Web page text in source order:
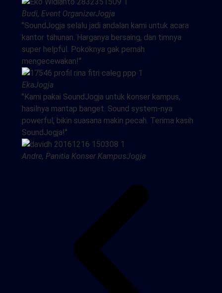
Budi, Event OrganizerJogja
"SoundJogja selalu jadi andalan kami untuk acara
kantor tahunan. Harganya bersaing, dan timnya
super helpful. Pokoknya gak pernah
mengecewakan!"
EkaJogja
"Kami pakai SoundJogja untuk konser kampus,
hasilnya mantap banget. Sound system-nya
powerful, bikin suasana makin pecah. Terima kasih
SoundJogja!"
Andre, Panitia Konser KampusJogja